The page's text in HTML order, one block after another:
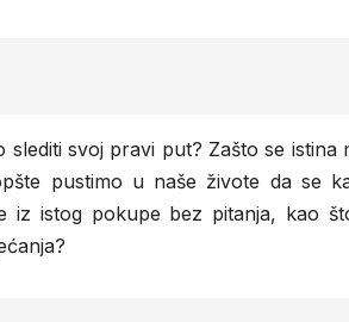
svoj pravi put? Zašto se istina
pustimo u naše živote da se
iz istog pokupe bez pitanja, kao